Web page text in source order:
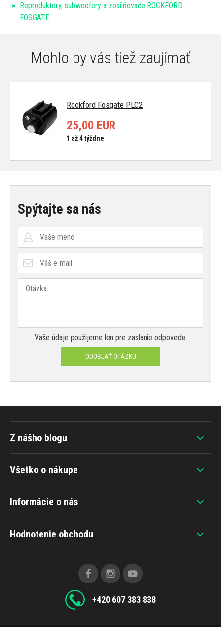
Reproduktory, subwoofery a zosilňovače ROCKFORD
FOSGATE
Mohlo by vás tiež zaujímať
Rockford Fosgate PLC2
25,00 EUR
1 až 4 týždne
Spýtajte sa nás
Vaše údaje použijeme len pre zaslanie odpovede.
ODOSLAŤ OTÁZKU
Všetko o nákupe
Informácie o nás
Hodnotenie obchodu
+420 607 383 838
Z nášho blogu